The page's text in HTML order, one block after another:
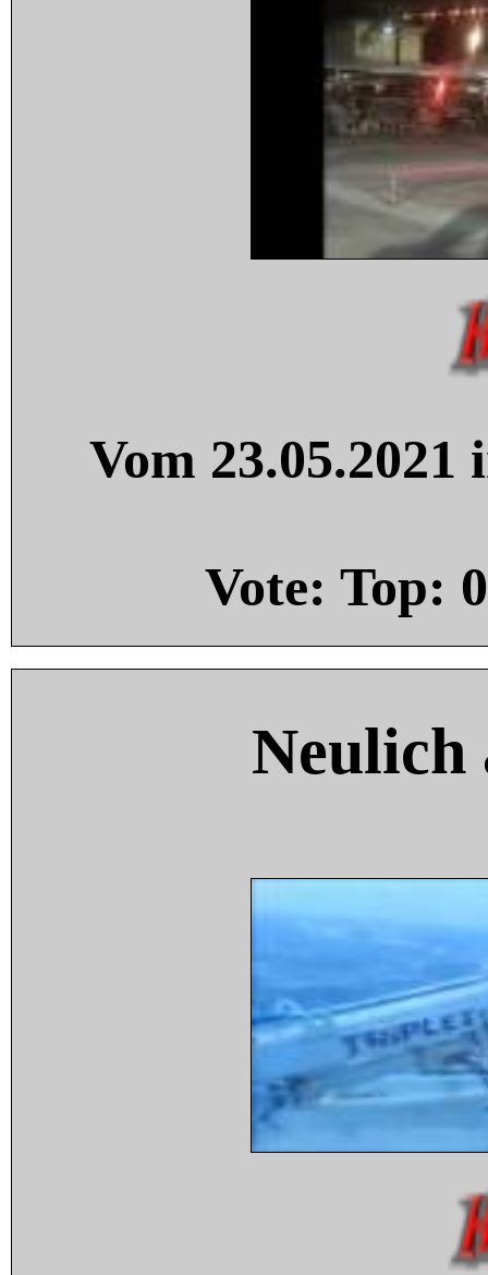
Vom
Vote: Top: 0
Neulich